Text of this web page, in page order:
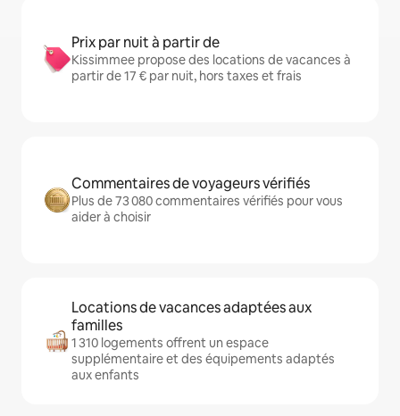
Prix par nuit à partir de
Kissimmee propose des locations de vacances à
partir de 17 € par nuit, hors taxes et frais
Commentaires de voyageurs vérifiés
Plus de 73 080 commentaires vérifiés pour vous
aider à choisir
Locations de vacances adaptées aux
familles
1 310 logements offrent un espace
supplémentaire et des équipements adaptés
aux enfants